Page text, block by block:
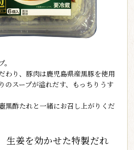
わり、豚肉は鹿児島県産黒豚を使用
のスープが溢れだす、もっちりうす
黒酢たれと一緒にお召し上がりくだ
生姜を効かせた特製だれ